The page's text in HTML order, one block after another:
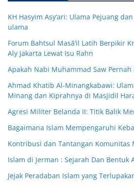
KH Hasyim Asy’ari: Ulama Pejuang
ulama
Forum Bahtsul Masā’il Latih Berpikir
Aly Jakarta Lewat Isu Rahn
Apakah Nabi Muhammad Saw Pernah
Ahmad Khatib Al-Minangkabawi:
Minang dan Kiprahnya di Masjidil
Agresi Militer Belanda II: Titik Balik
Bagaimana Islam Mempengaruhi
Kontribusi dan Tantangan Komunitas
Islam di Jerman : Sejarah Dan Bentuk
Jejak Peradaban Islam yang